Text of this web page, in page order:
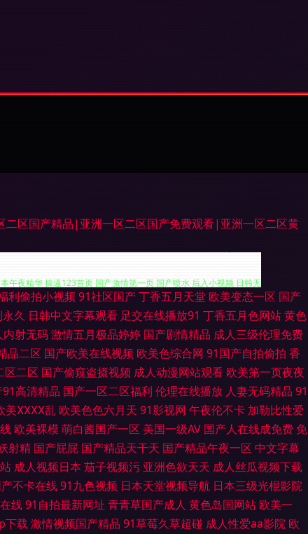
区国产精品|亚洲一区二区国产免费观看|亚洲一区二区黄
精品 超碰日本成人 国产视频九区 久草涩涩 欧洲一级午老q 五月综
午夜精华 操逼123首页 国产激情第一页 国产喷水 后入小视频 日韩无
WWW 天堂夜夜网 在线国产视频 91n免费处女在 91微拍 97色久一
不卡 玖玖91网站 女优破解网 日韩A黄 少妇精品一区二区 在线超碰
影院福利社 欧美黄色网址 欧美日韩H片 日本男女肏屄视频 少妇丝袜
视频在线 韩日欧av 麻豆首页官网 人妖他们乱搞 天天添天天干 午夜
俺来也俺去也啪啪 传媒福利电影 国产大片中文字幕 海角导航福利
利偷拍小视频 91社区国产丁香五月天堂 欧美变态一区 国产
久 日韩中文字幕观看 足交在线播放91 丁香五月色网站黄色
内射无码激情五月极品婷婷 国产剧情精品 成人三级伦理免费
品二区 国产欧美在线视频 欧美色综合网 91国产自拍偷拍 香
区二区 国产偷窥盗摄视频 成人动漫网站观看 欧美第一页夜夜
91高清精品 国产一区二区福利 伦理在线播放 人妻无码精品 91
美ⅩⅩⅩⅩ乱 欧美色色六月天 91影视网 午夜伦不卡 加勒比性爱
欧美裸模 萌白酱国产一区 美国一级AV 国产人在线成免费 免
射精 国产屁屁 国产精品天干天 国产精品午夜一区 中文字幕
成人视频日本 茄子视频污 亚洲色欲天天 成人丝瓜视频下载
不卡在线91九色视频 日本天堂视频导航 日本三级光棍影院
线91自拍最新网址 青青草国产成人 黄色岛国网站 欧美一
下载 激情视频国产精品 91草莓久草超碰 成人性爱aa影院 欧